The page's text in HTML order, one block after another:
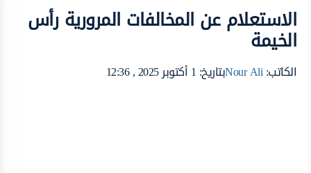
الاستعلام عن المخالفات المرورية رأس
الخيمة
الكاتب:Nour Aliبتاريخ: 1 أكتوبر 2025 , 12:36